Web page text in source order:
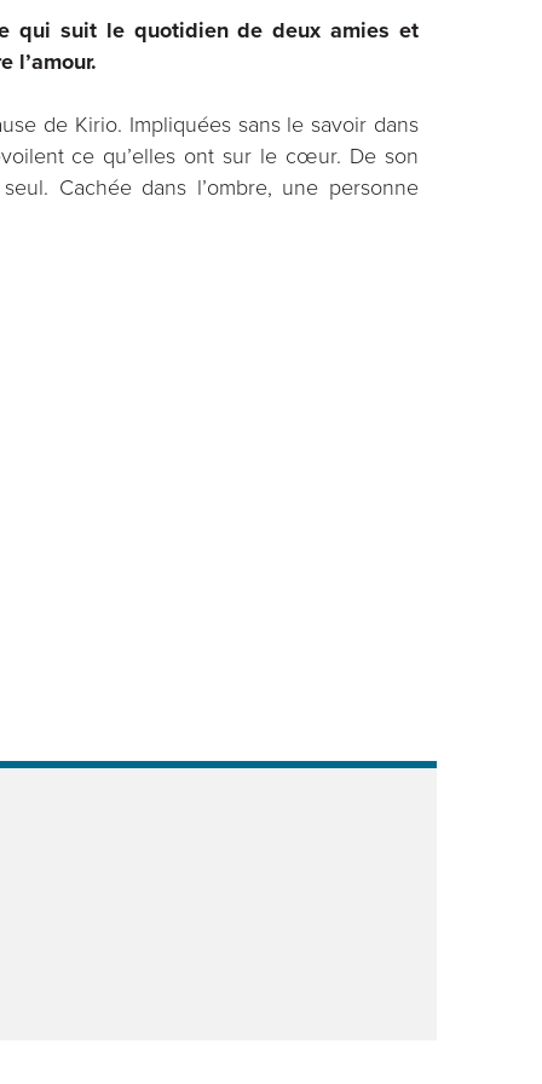
qui suit le quotidien de deux amies et
l’amour.
de Kirio. Impliquées sans le savoir dans
ce qu’elles ont sur le cœur. De son
Cachée dans l’ombre, une personne